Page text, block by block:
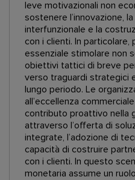
leve motivazionali non
sostenere l’innovazione,
interfunzionale e la
con i clienti. In particolare,
essenziale stimolare non
obiettivi tattici di breve
verso traguardi strategici
lungo periodo. Le
all’eccellenza
contributo proattivo nella
attraverso l’offerta di
integrate, l’adozione di
capacità di costruire
con i clienti. In questo
monetaria assume un